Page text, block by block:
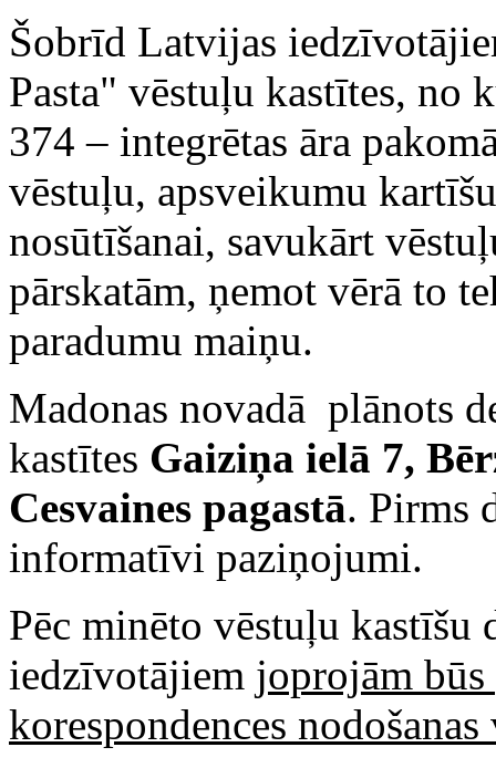
Šobrīd Latvijas
Pasta" vēstuļu kastītes, no
374 – integrētas āra
vēstuļu, apsveikumu
nosūtīšanai, savukārt
pārskatām, ņemot vērā to
paradumu maiņu.
Madonas novadā plānots
kastītes Gaiziņa ielā 7,
Cesvaines pagastā. Pirms
informatīvi paziņojumi.
Pēc minēto vēstuļu kastīšu
iedzīvotājiem joprojām būs
korespondences nodošanas